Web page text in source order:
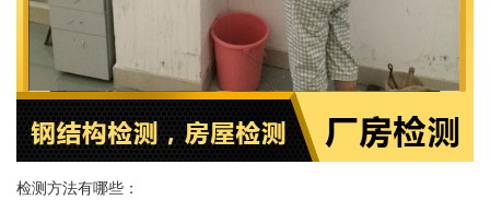
检测方法有哪些：